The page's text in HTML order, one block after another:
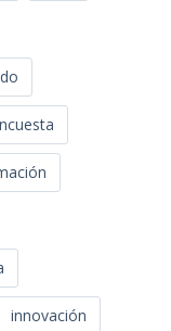
innovación